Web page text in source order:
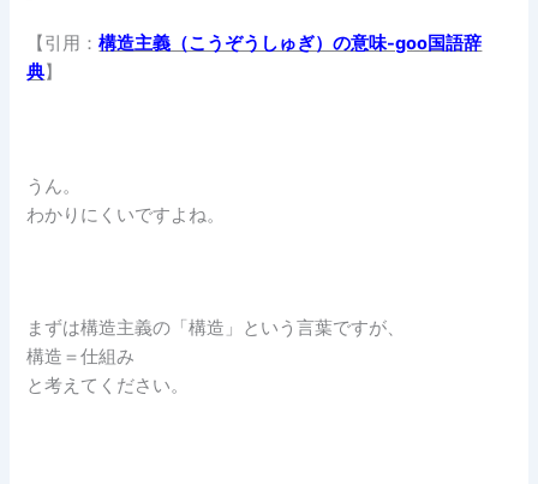
【引用：構造主義（こうぞうしゅぎ）の意味-goo国語辞
典】
うん。
わかりにくいですよね。
まずは構造主義の「構造」という言葉ですが、
構造＝仕組み
と考えてください。